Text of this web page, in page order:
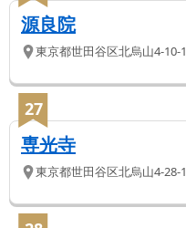
源良院
東京都世田谷区北烏山4-10-1
27
専光寺
東京都世田谷区北烏山4-28-1